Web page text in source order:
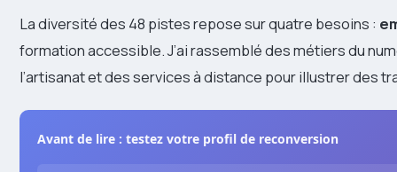
La diversité des 48 pistes repose sur quatre besoins :
formation accessible. J’ai rassemblé des métiers du
l’artisanat et des services à distance pour illustrer des
Avant de lire : testez votre profil de reconversion